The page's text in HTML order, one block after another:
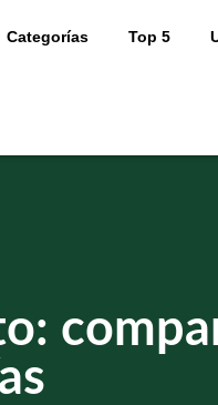
Categorías Top 5